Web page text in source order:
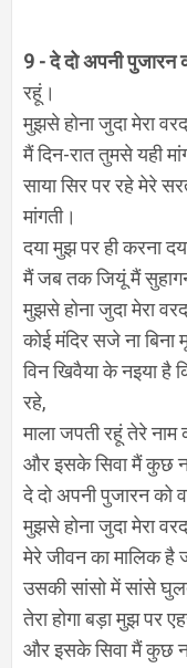
9 -दे दो अपनी पुजारन
रहूं।
मुझसे होना जुदा मेरा
मैं दिन-रात तुमसे यही
साया सिर पर रहे मेरे
मांगती।
दया मुझ पर ही करना
मैं जब तक जियूं मैं
मुझसे होना जुदा मेरा
कोई मंदिर सजे ना बिना
विन खिवैया के नइया है
रहे,
माला जपती रहूं तेरे
और इसके सिवा मैं कुछ
दे दो अपनी पुजारन को
मुझसे होना जुदा मेरा
मेरे जीवन का मालिक है
उसकी सांसो में सांसे
तेरा होगा बड़ा मुझ पर
और इसके सिवा मैं कुछ